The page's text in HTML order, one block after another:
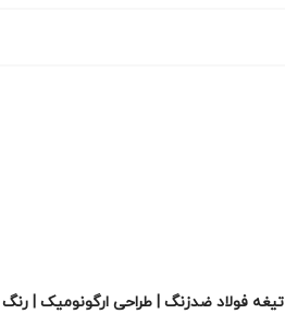
فولاد ضدزنگ | طراحی ارگونومیک |